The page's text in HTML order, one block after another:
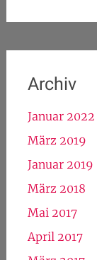
Archiv
Januar 2022
März 2019
Januar 2019
März 2018
Mai 2017
April 2017